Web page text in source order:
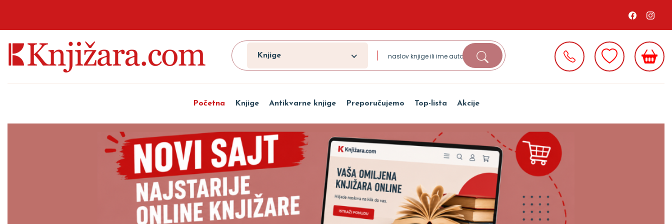
Knjige
Početna Knjige Antikvarne knjige Preporučujemo Top-lista Akcije